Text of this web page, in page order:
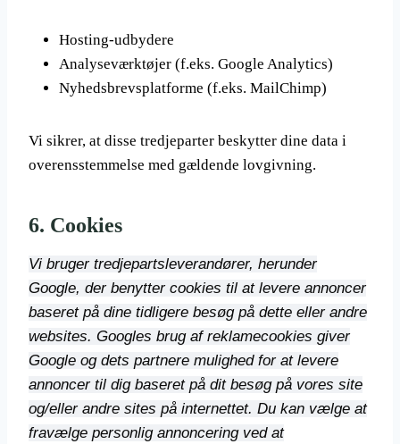
Hosting-udbydere
Analyseværktøjer (f.eks. Google Analytics)
Nyhedsbrevsplatforme (f.eks. MailChimp)
Vi sikrer, at disse tredjeparter beskytter dine data i
overensstemmelse med gældende lovgivning.
6. Cookies
Vi bruger tredjepartsleverandører, herunder
Google, der benytter cookies til at levere annoncer
baseret på dine tidligere besøg på dette eller andre
websites. Googles brug af reklamecookies giver
Google og dets partnere mulighed for at levere
annoncer til dig baseret på dit besøg på vores site
og/eller andre sites på internettet. Du kan vælge at
fravælge personlig annoncering ved at